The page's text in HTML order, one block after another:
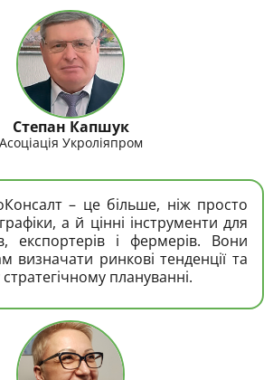
Степан Капшук
Асоціація Укроліяпром
– це більше, ніж просто
а й цінні інструменти для
експортерів і фермерів. Вони
визначати ринкові тенденції та
плануванні.